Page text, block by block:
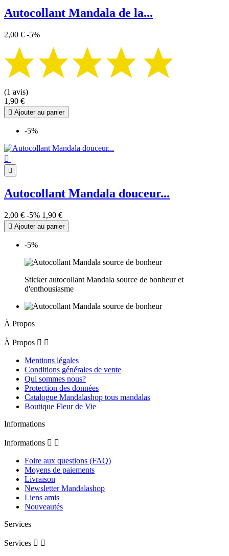
Autocollant Mandala de la...
2,00 € -5%
(1 avis)
1,90 €
 Ajouter au panier
-5%
 |

Autocollant Mandala douceur...
2,00 € -5% 1,90 €
 Ajouter au panier
-5%
Sticker autocollant Mandala source de bonheur et
d'enthousiasme
À Propos
À Propos  
Mentions légales
Conditions générales de vente
Qui sommes nous?
Protection des données
Catalogue Mandalashop tous mandalas
Boutique Fleur de Vie
Informations
Informations  
Foire aux questions (FAQ)
Moyens de paiements
Livraison
Newsletter Mandalashop
Liens amis
Nouveautés
Services
Services  